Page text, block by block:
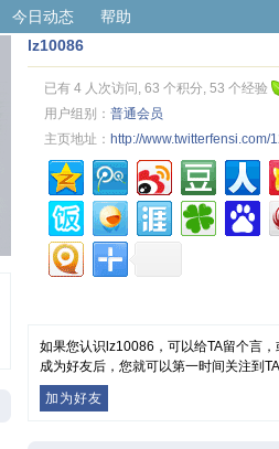
今日动态 帮助
lz10086
已有 4 人次访问, 63 个积分, 53 个经验
用户组别： 普通会员
主页地址： http://www.twitterfensi.com/
如果您认识lz10086，可以给TA留个言
成为好友后，您就可以第一时间关注到
加为好友